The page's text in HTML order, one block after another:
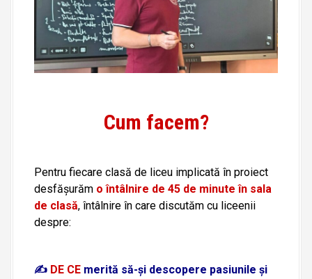
Cum facem?
Pentru fiecare clasă de liceu implicată în proiect
desfășurăm o întâlnire de 45 de minute în sala
de clasă, întâlnire în care discutăm cu liceenii
despre:
✍️ DE CE merită să-și descopere pasiunile și